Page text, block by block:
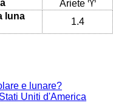
Ariete ♈
luna
1.4
e lunare?
Uniti d'America